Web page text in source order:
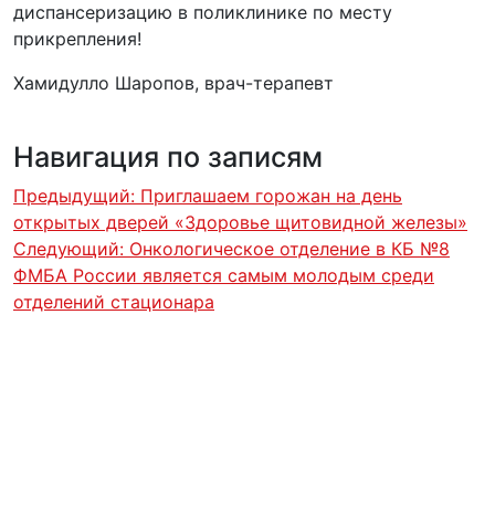
диспансеризацию в поликлинике по месту
прикрепления!
Хамидулло Шаропов, врач-терапевт
Навигация по записям
Предыдущий: Приглашаем горожан на день
открытых дверей «Здоровье щитовидной железы»
Следующий: Онкологическое отделение в КБ №8
ФМБА России является самым молодым среди
отделений стационара